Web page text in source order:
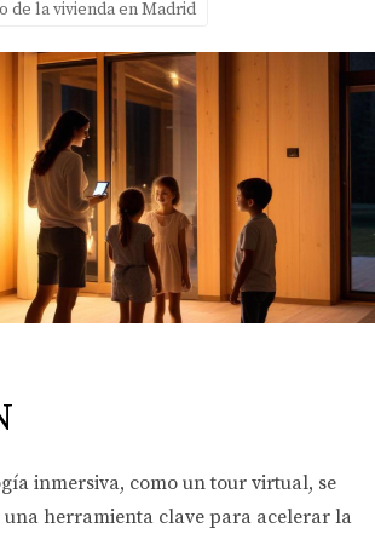
de la vivienda en Madrid
inmersiva, como un tour virtual, se
herramienta clave para acelerar la